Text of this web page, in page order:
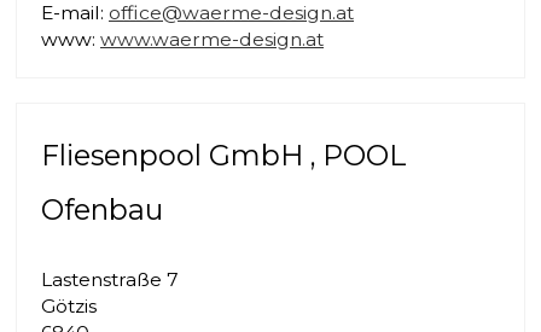
E-mail: office@waerme-design.at
www: www.waerme-design.at
Fliesenpool GmbH , POOL
Ofenbau
Lastenstraße 7
Götzis